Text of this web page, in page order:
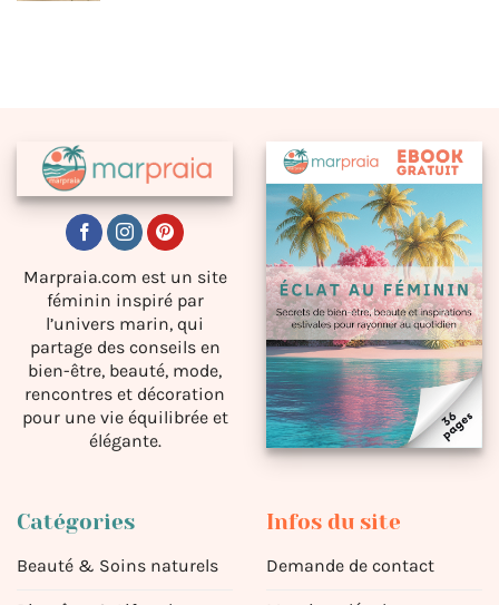
Marpraia.com est un site
féminin inspiré par
l’univers marin, qui
partage des conseils en
bien-être, beauté, mode,
rencontres et décoration
pour une vie équilibrée et
élégante.
Catégories
Beauté & Soins naturels
Infos du site
Demande de contact